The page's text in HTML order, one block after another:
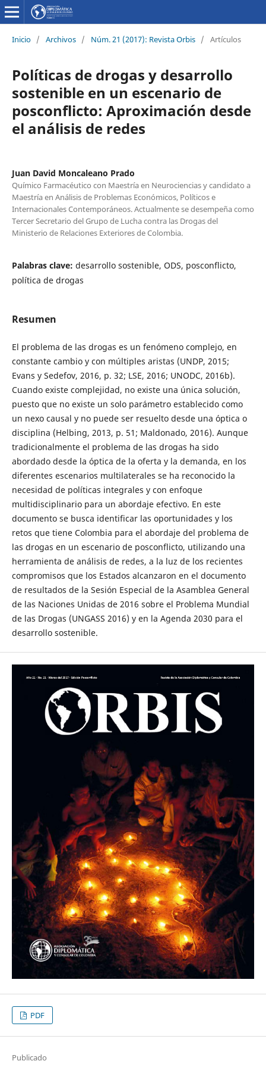
Inicio / Archivos / Núm. 21 (2017): Revista Orbis / Artículos
Políticas de drogas y desarrollo
sostenible en un escenario de
posconflicto: Aproximación desde
el análisis de redes
Juan David Moncaleano Prado
Químico Farmacéutico con Maestría en Neurociencias y candidato a
Maestría en Análisis de Problemas Económicos, Políticos e
Internacionales Contemporáneos. Actualmente se desempeña como
Tercer Secretario del Grupo de Lucha contra las Drogas del
Ministerio de Relaciones Exteriores de Colombia.
Palabras clave: desarrollo sostenible, ODS, posconflicto,
política de drogas
Resumen
El problema de las drogas es un fenómeno complejo, en
constante cambio y con múltiples aristas (UNDP, 2015;
Evans y Sedefov, 2016, p. 32; LSE, 2016; UNODC, 2016b).
Cuando existe complejidad, no existe una única solución,
puesto que no existe un solo parámetro establecido como
un nexo causal y no puede ser resuelto desde una óptica o
disciplina (Helbing, 2013, p. 51; Maldonado, 2016). Aunque
tradicionalmente el problema de las drogas ha sido
abordado desde la óptica de la oferta y la demanda, en los
diferentes escenarios multilaterales se ha reconocido la
necesidad de políticas integrales y con enfoque
multidisciplinario para un abordaje efectivo. En este
documento se busca identificar las oportunidades y los
retos que tiene Colombia para el abordaje del problema de
las drogas en un escenario de posconflicto, utilizando una
herramienta de análisis de redes, a la luz de los recientes
compromisos que los Estados alcanzaron en el documento
de resultados de la Sesión Especial de la Asamblea General
de las Naciones Unidas de 2016 sobre el Problema Mundial
de las Drogas (UNGASS 2016) y en la Agenda 2030 para el
desarrollo sostenible.
PDF
Publicado